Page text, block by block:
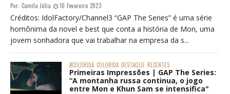
Por: Camila Júlia 10 Fevereiro 2023
Créditos: IdolFactory/Channel3 “GAP The Series” é uma série
homônima da novel e best que conta a história de Mon, uma
jovem sonhadora que vai trabalhar na empresa da s...
#COLORIDA COLORIDA DESTAQUE RECENTES
Primeiras Impressões | GAP The Series:
“A montanha russa continua, o jogo
entre Mon e Khun Sam se intensifica"